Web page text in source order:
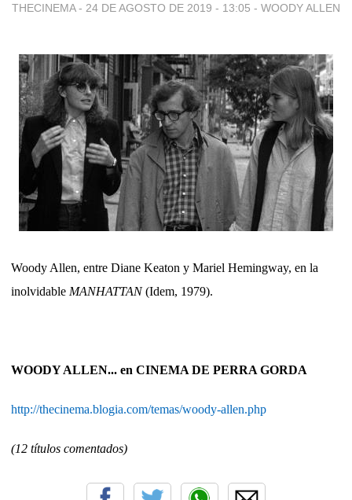
THECINEMA - 24 DE AGOSTO DE 2019 - 13:05 - WOODY ALLEN
Woody Allen, entre Diane Keaton y Mariel Hemingway, en la
inolvidable MANHATTAN(Idem, 1979).
WOODY ALLEN... en CINEMA DE PERRA GORDA
http://thecinema.blogia.com/temas/woody-allen.php
(12 títulos comentados)